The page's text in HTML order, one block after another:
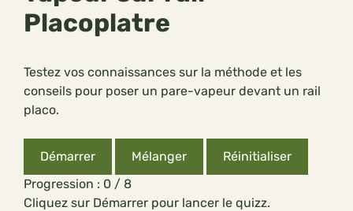
Placoplatre
Testez vos connaissances sur la méthode et les
conseils pour poser un pare-vapeur devant un rail
placo.
Démarrer Mélanger
Réinitialiser
Progression : 0 / 8
Cliquez sur Démarrer pour lancer le quizz.